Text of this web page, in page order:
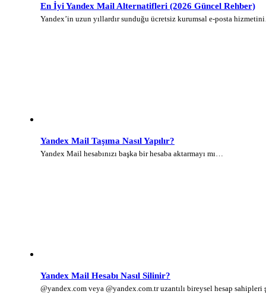
En İyi Yandex Mail Alternatifleri (2026 Güncel Rehber)
Yandex’in uzun yıllardır sunduğu ücretsiz kurumsal e-posta
Yandex Mail Taşıma Nasıl Yapılır?
Yandex Mail hesabınızı başka bir hesaba aktarmayı mı…
Yandex Mail Hesabı Nasıl Silinir?
@yandex.com veya @yandex.com.tr uzantılı bireysel hesap